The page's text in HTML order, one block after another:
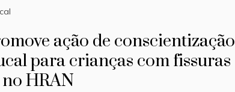
ação de conscientização
para crianças com fissuras
HRAN